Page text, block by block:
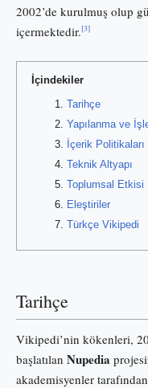
2002’de kurulmuş olup
içermektedir.[3]
İçindekiler
Tarihçe
Yapılanma ve
İçerik Politikaları
Teknik Altyapı
Toplumsal Etkisi
Eleştiriler
Türkçe Vikipedi
Tarihçe
Vikipedi’nin kökenleri,
başlatılan Nupedia
akademisyenler